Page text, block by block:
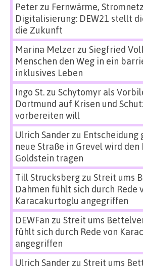
Peterzu Fernwärme,
Digitalisierung: DEW21 stellt
die Zukunft
Marina Melzerzu Siegfried
Menschen den Weg in ein
inklusives Leben
Ingo St.zu Schytomyr als
Dortmund auf Krisen und
vorbereiten will
Ulrich Sanderzu Entscheidung
neue Straße in Grevel wird den
Goldstein tragen
Till Strucksbergzu Streit ums
Dahmen fühlt sich durch Rede
Karacakurtoglu angegriffen
DEWFan zu Streit ums
fühlt sich durch Rede von
angegriffen
Ulrich Sanderzu Streit ums